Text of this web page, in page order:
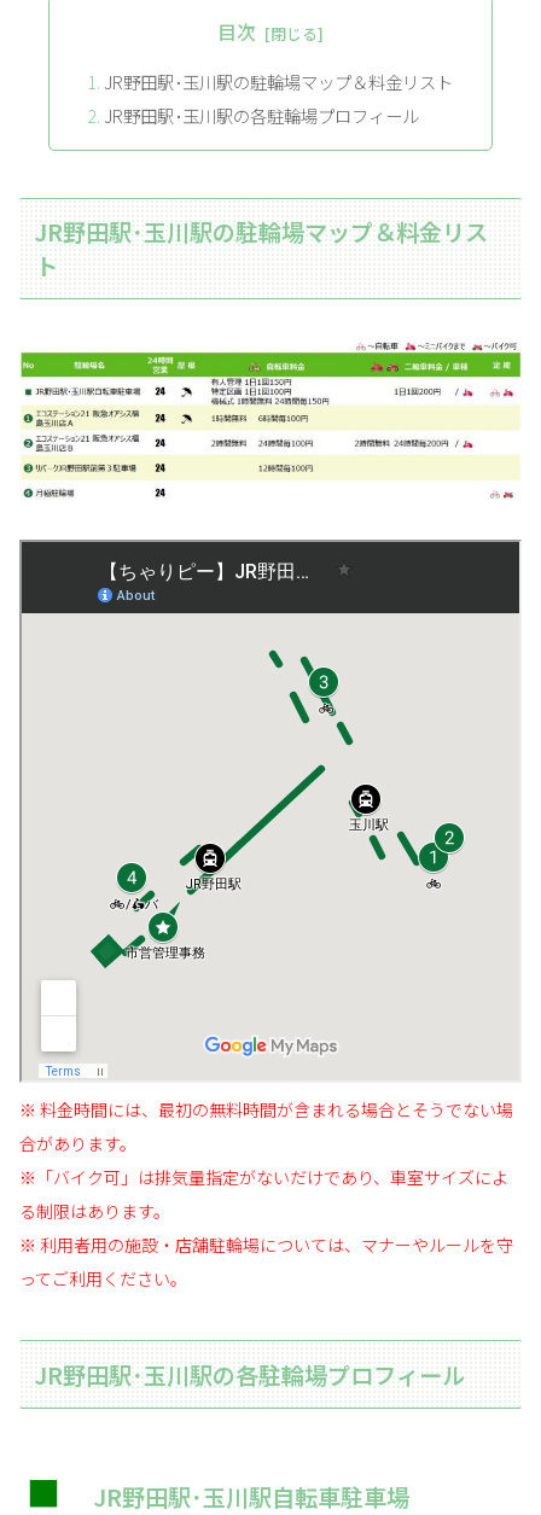
目次
JR野田駅･玉川駅の駐輪場マップ＆料金リスト
JR野田駅･玉川駅の各駐輪場プロフィール
JR野田駅･玉川駅の駐輪場マップ＆料金リス
ト
※ 料金時間には、最初の無料時間が含まれる場合とそうでない場
合があります。
※「バイク可」は排気量指定がないだけであり、車室サイズによ
る制限はあります。
※ 利用者用の施設・店舗駐輪場については、マナーやルールを守
ってご利用ください。
JR野田駅･玉川駅の各駐輪場プロフィール
■ JR野田駅･玉川駅自転車駐車場